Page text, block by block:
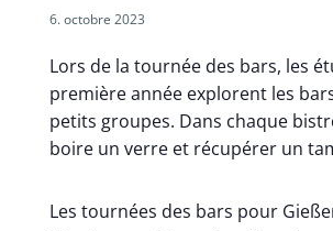
6. octobre 2023
Lors de la tournée des bars, les
première année explorent les
petits groupes. Dans chaque
boire un verre et récupérer un
Les tournées des bars pour